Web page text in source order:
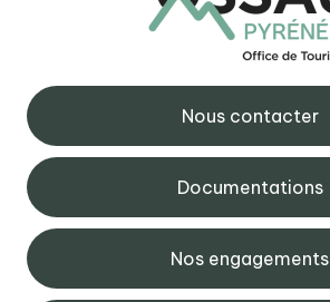
Nous contacter
Documentations
Nos engagements